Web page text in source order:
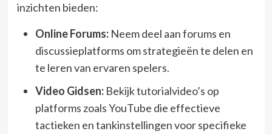
inzichten bieden:
Online Forums:Neem deel aan forums en
discussieplatforms om strategieën te delen en
te leren van ervaren spelers.
Video Gidsen:Bekijk tutorialvideo’s op
platforms zoals YouTube die effectieve
tactieken en tankinstellingen voor specifieke